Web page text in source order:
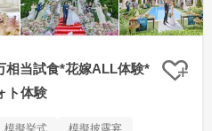
相当試食*花嫁ALL体験*
ト体験
クリ